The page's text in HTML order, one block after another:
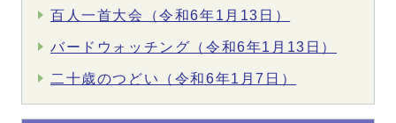
百人一首大会（令和6年1月13日）
バードウォッチング（令和6年1月13日）
二十歳のつどい（令和6年1月7日）